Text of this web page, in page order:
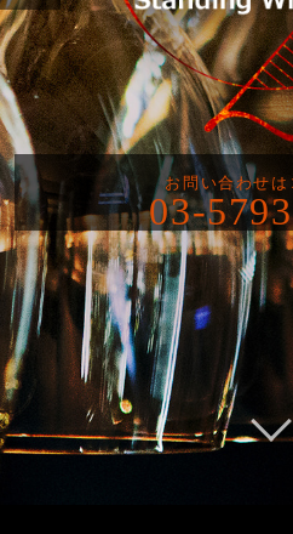
お問い合わせは
03-